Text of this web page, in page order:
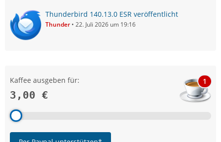
Thunderbird 140.13.0 ESR veröffentlicht
Thunder 22. Juli 2026 um 19:16
Kaffee ausgeben für:
3,00 €
1